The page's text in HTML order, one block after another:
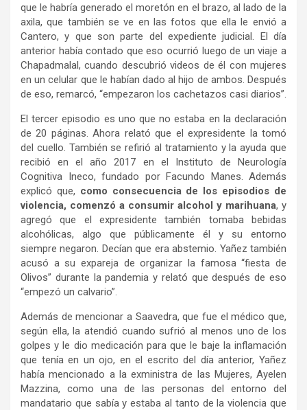
que le habría generado el moretón en el brazo, al lado de la
axila, que también se ve en las fotos que ella le envió a
Cantero, y que son parte del expediente judicial. El día
anterior había contado que eso ocurrió luego de un viaje a
Chapadmalal, cuando descubrió videos de él con mujeres
en un celular que le habían dado al hijo de ambos. Después
de eso, remarcó, “empezaron los cachetazos casi diarios”.
El tercer episodio es uno que no estaba en la declaración
de 20 páginas. Ahora relató que el expresidente la tomó
del cuello. También se refirió al tratamiento y la ayuda que
recibió en el año 2017 en el Instituto de Neurología
Cognitiva Ineco, fundado por Facundo Manes. Además
explicó que, como consecuencia de los episodios de
violencia, comenzó a consumir alcohol y marihuana, y
agregó que el expresidente también tomaba bebidas
alcohólicas, algo que públicamente él y su entorno
siempre negaron. Decían que era abstemio. Yañez también
acusó a su expareja de organizar la famosa “fiesta de
Olivos” durante la pandemia y relató que después de eso
“empezó un calvario”.
Además de mencionar a Saavedra, que fue el médico que,
según ella, la atendió cuando sufrió al menos uno de los
golpes y le dio medicación para que le baje la inflamación
que tenía en un ojo, en el escrito del día anterior, Yañez
había mencionado a la exministra de las Mujeres, Ayelen
Mazzina, como una de las personas del entorno del
mandatario que sabía y estaba al tanto de la violencia que